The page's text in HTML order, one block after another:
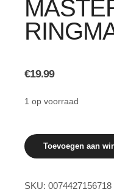
€19.99
1 op voorraad
Pokemon
TCG
Masterball
aantal
Toevoegen aan
SKU: 0074427156718